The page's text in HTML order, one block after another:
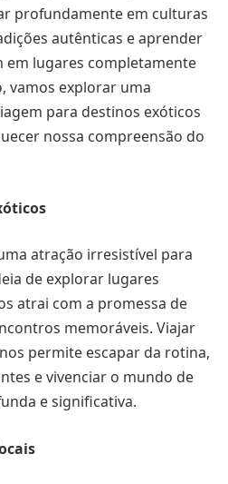
profundamente em culturas
autênticas e aprender
em lugares completamente
vamos explorar uma
para destinos exóticos
nossa compreensão do
atração irresistível para
de explorar lugares
atrai com a promessa de
memoráveis. Viajar
permite escapar da rotina,
e vivenciar o mundo de
e significativa.